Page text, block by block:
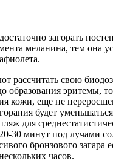
загорать
меланина, тем она
рассчитать свою
образования эритемы,
кожи, еще не
будет
для
30 минут под лучами
бронзового загара
часов.